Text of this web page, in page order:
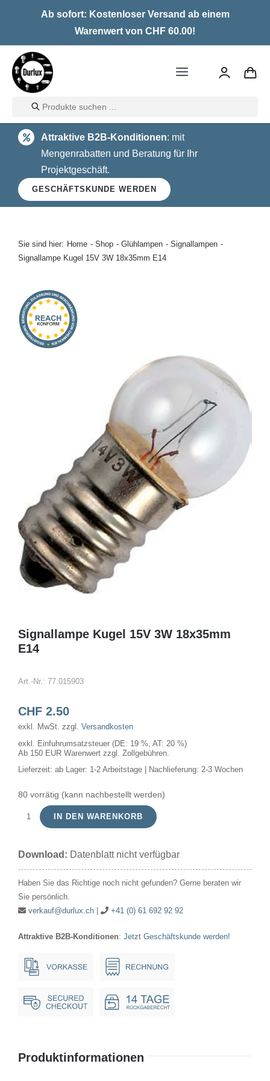
Ab sofort: Kostenloser Versand ab einem
Warenwert von CHF 60.00!
Toggle
Home
LED
Halogen
Glühlampen
Kontakt
Products
search
Attraktive B2B-Konditionen: mit
Mengenrabatten und Beratung für Ihr
Projektgeschäft.
GESCHÄFTSKUNDE WERDEN
Sie sind hier: Home Shop Glühlampen
Signallampen
Signallampe Kugel 15V 3W 18x35mm E14
Signallampe Kugel 15V 3W 18x35mm
E14
Art.-Nr.: 77.015903
CHF2.50
exkl. MwSt. zzgl. Versandkosten
exkl. Einfuhrumsatzsteuer (DE: 19 %, AT: 20 %)
Ab 150 EUR Warenwert zzgl. Zollgebühren.
Lieferzeit: ab Lager: 1-2 Arbeitstage | Nachlieferung: 2-3 Wochen
80 vorrätig (kann nachbestellt werden)
Signallampe
15V
18x35mm
E14
IN DEN WARENKORB
Download: Datenblatt nicht verfügbar
Haben Sie das Richtige noch nicht gefunden? Gerne beraten wir
Sie persönlich.
verkauf@durlux.ch| +41 (0) 61 692 92 92
Attraktive B2B-Konditionen: Jetzt Geschäftskunde werden!
Produktinformationen